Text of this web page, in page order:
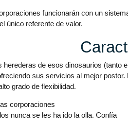
funcionarán con un
único referente de valor.
herederas de esos dinosaurios (tanto
sus servicios al mejor postor.
grado de flexibilidad.
nunca se les ha ido la olla. Confía